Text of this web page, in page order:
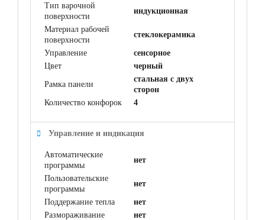
Тип варочной
поверхности
индукционная
Материал рабочей
поверхности
cтеклокерамика
Управление
сенсорное
Цвет
черный
Рамка панели
стальная с двух
сторон
Количество конфорок
4
Управление и индикация
Автоматические
программы
нет
Пользовательские
программы
нет
Поддержание тепла
нет
Размораживание
нет